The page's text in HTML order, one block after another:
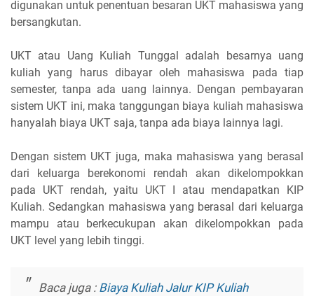
digunakan untuk penentuan besaran UKT mahasiswa yang
bersangkutan.
UKT atau Uang Kuliah Tunggal adalah besarnya uang
kuliah yang harus dibayar oleh mahasiswa pada tiap
semester, tanpa ada uang lainnya. Dengan pembayaran
sistem UKT ini, maka tanggungan biaya kuliah mahasiswa
hanyalah biaya UKT saja, tanpa ada biaya lainnya lagi.
Dengan sistem UKT juga, maka mahasiswa yang berasal
dari keluarga berekonomi rendah akan dikelompokkan
pada UKT rendah, yaitu UKT I atau mendapatkan KIP
Kuliah. Sedangkan mahasiswa yang berasal dari keluarga
mampu atau berkecukupan akan dikelompokkan pada
UKT level yang lebih tinggi.
Baca juga : Biaya Kuliah Jalur KIP Kuliah